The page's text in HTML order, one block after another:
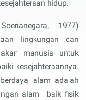
hidup.
1977)
lingkungan dan
manusia untuk
kesejahteraannya.
alam adalah
alam baik fisik